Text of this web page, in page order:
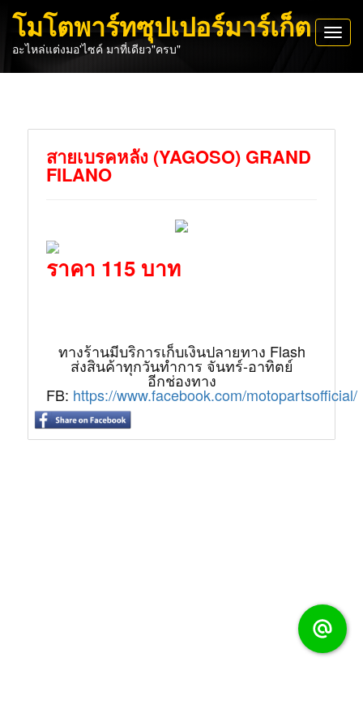
โมโตพาร์ทซุปเปอร์มาร์เก็ต
อะไหล่แต่งมอ'ไซค์ มาที่เดียว"ครบ"
สายเบรคหลัง (YAGOSO) GRAND
FILANO
ราคา 115 บาท
ทางร้านมีบริการเก็บเงินปลายทาง Flash
ส่งสินค้าทุกวันทำการ จันทร์-อาทิตย์
อีกช่องทาง
FB: https://www.facebook.com/motopartsofficial/